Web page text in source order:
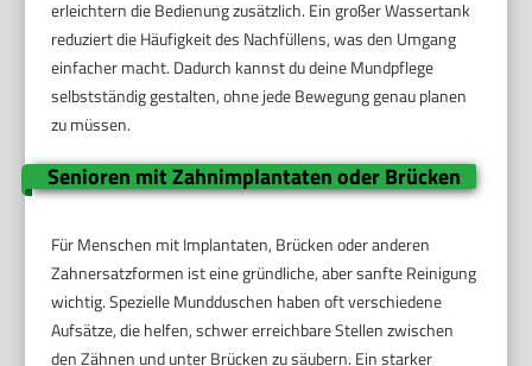
erleichtern die Bedienung zusätzlich. Ein großer Wassertank
reduziert die Häufigkeit des Nachfüllens, was den Umgang
einfacher macht. Dadurch kannst du deine Mundpflege
selbstständig gestalten, ohne jede Bewegung genau planen
zu müssen.
Senioren mit Zahnimplantaten oder Brücken
Für Menschen mit Implantaten, Brücken oder anderen
Zahnersatzformen ist eine gründliche, aber sanfte Reinigung
wichtig. Spezielle Mundduschen haben oft verschiedene
Aufsätze, die helfen, schwer erreichbare Stellen zwischen
den Zähnen und unter Brücken zu säubern. Ein starker